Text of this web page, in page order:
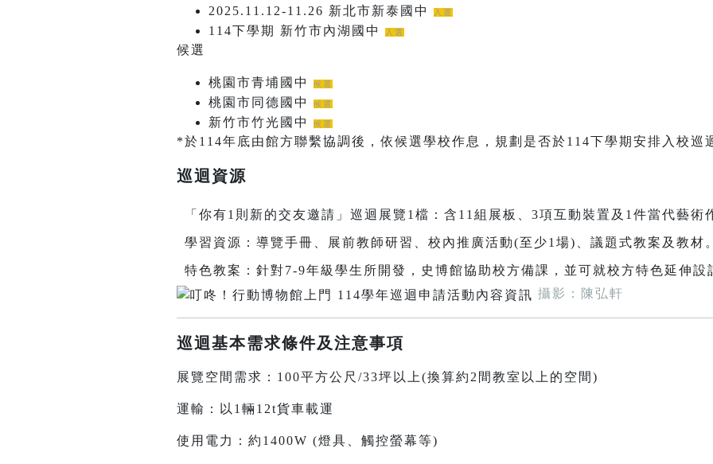
2025.11.12-11.26 新北市新泰國中 入選
114下學期 新竹市內湖國中 入選
候選
桃園市青埔國中 候選
桃園市同德國中 候選
新竹市竹光國中 候選
*於114年底由館方聯繫協調後，依候選學校作息，規劃是否於114下學期安排入校巡
巡迴資源
「你有1則新的交友邀請」巡迴展覽1檔：含11組展板、3項互動裝置及1件當代藝
學習資源：導覽手冊、展前教師研習、校內推廣活動(至少1場)、議題式教案及教材
特色教案：針對7-9年級學生所開發，史博館協助校方備課，並可就校方特色延伸設
攝影：陳弘軒
巡迴基本需求條件及注意事項
展覽空間需求：100平方公尺/33坪以上(換算約2間教室以上的空間)
運輸：以1輛12t貨車載運
使用電力：約1400W (燈具、觸控螢幕等)